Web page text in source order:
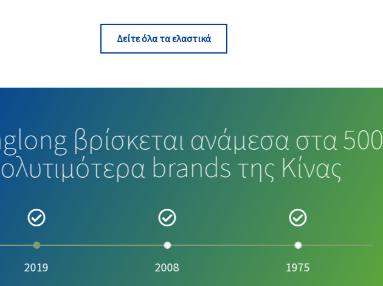
Δείτε όλα τα ελαστικά
βρίσκεται ανάμεσα στα 500
brands της Κίνας
2019 2008
1975